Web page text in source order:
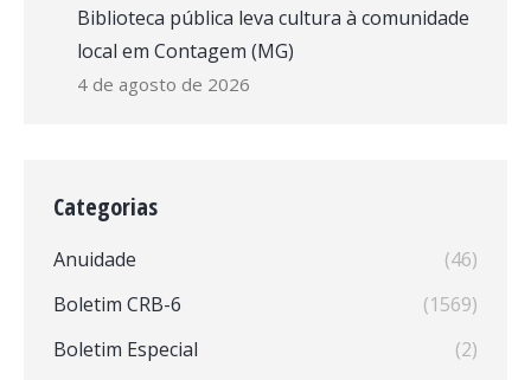
Biblioteca pública leva cultura à comunidade
local em Contagem (MG)
4 de agosto de 2026
Categorias
Anuidade
(46)
Boletim CRB-6
(1569)
Boletim Especial
(2)